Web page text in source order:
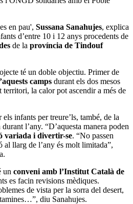
en pau', Sussana Sanahujes, explica
d’entre 10 i 12 anys procedents de
de la província de Tindouf
té un doble objectiu. Primer de
camps durant els dos mesos
la calor pot ascendir a més de
infants per treure’ls, també, de la
l’any. “D’aquesta manera poden
variada i divertir-se. “No passen
al llarg de l’any és molt limitada”,
un conveni amb l’Institut Català de
es facin revisions mèdiques.
de vista per la sorra del desert,
diu Sanahujes.